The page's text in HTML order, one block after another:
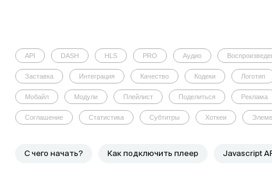
API DASH HLS PRO Аудио
Заставка Интеграция Качество Кодеки Логотип
Мобайл Модули Плейлист Поделиться Реклама
Соглашение Статистика Субтитры Хоткеи
C чего начать? Как подключить плеер Javascript